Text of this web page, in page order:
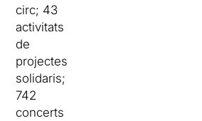
circ; 43
activitats
de
projectes
solidaris;
742
concerts